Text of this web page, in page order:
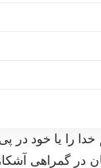
را یا خود در پی
در گمراهی